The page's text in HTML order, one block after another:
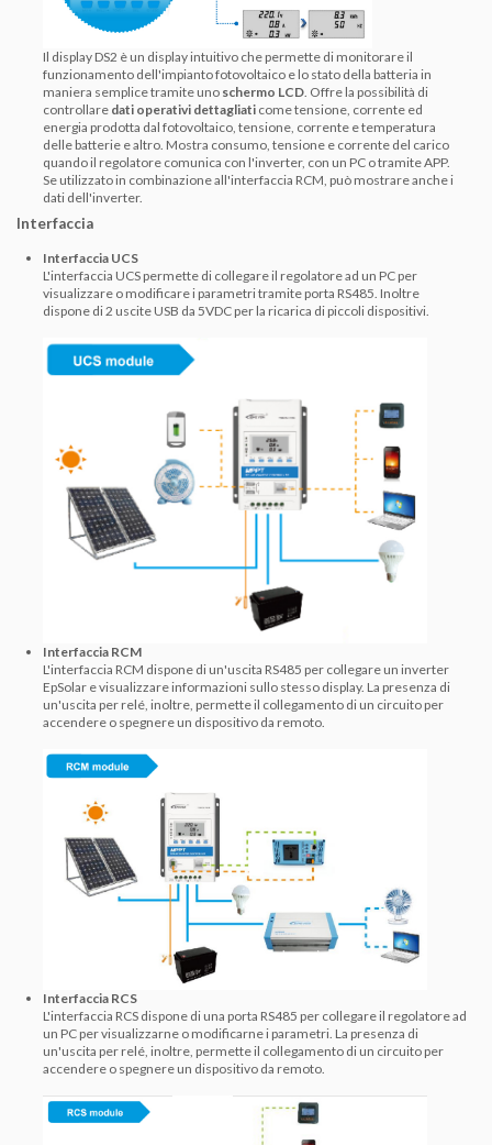
Il display DS2 è un display intuitivo che permette di monitorare il
funzionamento dell'impianto fotovoltaico e lo stato della batteria in
maniera semplice tramite uno schermo LCD. Offre la possibilità di
controllare dati operativi dettagliati come tensione, corrente ed
energia prodotta dal fotovoltaico, tensione, corrente e temperatura
delle batterie e altro. Mostra consumo, tensione e corrente del carico
quando il regolatore comunica con l'inverter, con un PC o tramite APP.
Se utilizzato in combinazione all'interfaccia RCM, può mostrare anche i
dati dell'inverter.
Interfaccia
Interfaccia UCS
L'interfaccia UCS permette di collegare il regolatore ad un PC per
visualizzare o modificare i parametri tramite porta RS485. Inoltre
dispone di 2 uscite USB da 5VDC per la ricarica di piccoli dispositivi.
Interfaccia RCM
L'interfaccia RCM dispone di un'uscita RS485 per collegare un inverter
EpSolar e visualizzare informazioni sullo stesso display. La presenza di
un'uscita per relé, inoltre, permette il collegamento di un circuito per
accendere o spegnere un dispositivo da remoto.
Interfaccia RCS
L'interfaccia RCS dispone di una porta RS485 per collegare il regolatore ad
un PC per visualizzarne o modificarne i parametri. La presenza di
un'uscita per relé, inoltre, permette il collegamento di un circuito per
accendere o spegnere un dispositivo da remoto.